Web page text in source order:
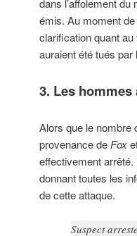
dans l’affolement
émis. Au moment
clarification quant
auraient été tués par
3. Les
Alors que le nombre
provenance de Fox
effectivement
donnant toutes les
de cette attaque.
Suspect